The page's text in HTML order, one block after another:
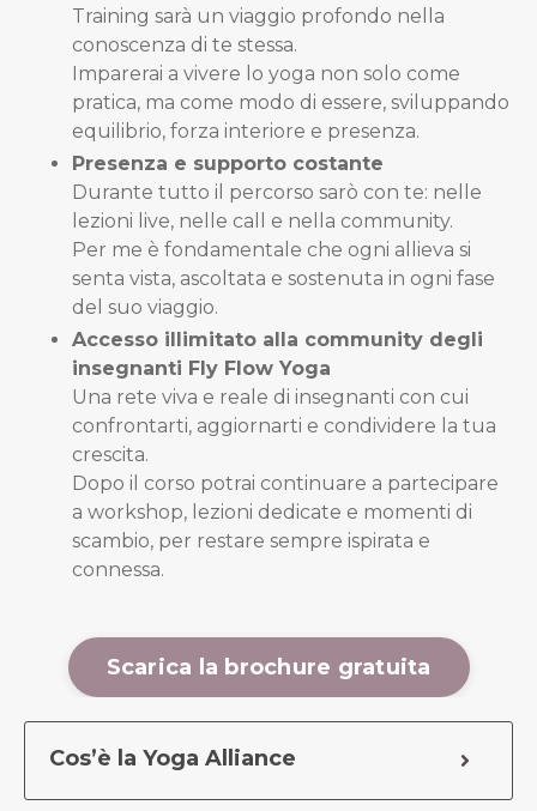
Training sarà un viaggio profondo nella
conoscenza di te stessa.
Imparerai a vivere lo yoga non solo come
pratica, ma come modo di essere, sviluppando
equilibrio, forza interiore e presenza.
Presenza e supporto costante
Durante tutto il percorso sarò con te: nelle
lezioni live, nelle call e nella community.
Per me è fondamentale che ogni allieva si
senta vista, ascoltata e sostenuta in ogni fase
del suo viaggio.
Accesso illimitato alla community degli
insegnanti Fly Flow Yoga
Una rete viva e reale di insegnanti con cui
confrontarti, aggiornarti e condividere la tua
crescita.
Dopo il corso potrai continuare a partecipare
a workshop, lezioni dedicate e momenti di
scambio, per restare sempre ispirata e
connessa.
Scarica la brochure gratuita
Cos’è la Yoga Alliance